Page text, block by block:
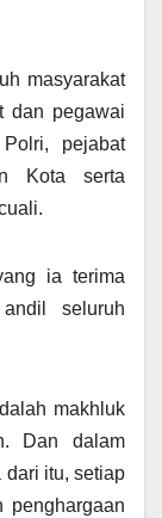
masyarakat
dan pegawai
pejabat
Kota serta
ia terima
seluruh
makhluk
Dan dalam
dari itu, setiap
penghargaan